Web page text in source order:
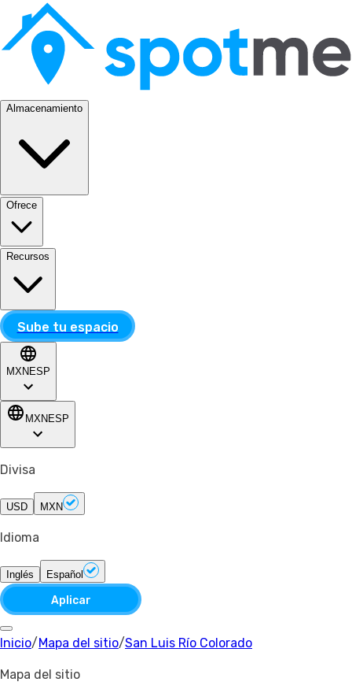
Almacenamiento
Ofrece
Recursos
Sube tu espacio
MXN ESP
MXN ESP
Divisa
USD MXN
Idioma
Inglés Español
Aplicar
Inicio/ Mapa del sitio/San Luis Río Colorado
Mapa del sitio